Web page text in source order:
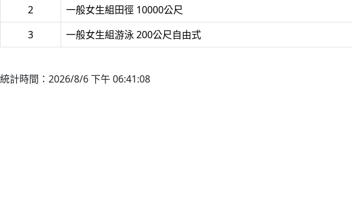
2
一般女生組田徑 10000公尺
3
一般女生組游泳 200公尺自由式
統計時間：2026/8/6 下午 06:41:08